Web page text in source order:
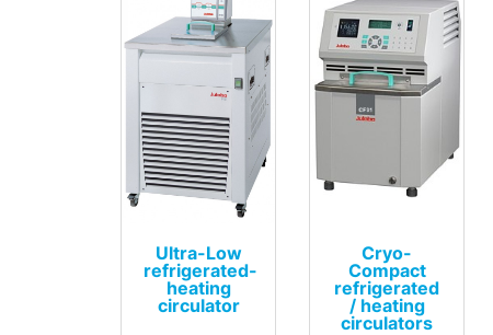
Ultra-Low
refrigerated-
heating
circulator
Cryo-
Compact
refrigerated
/ heating
circulators